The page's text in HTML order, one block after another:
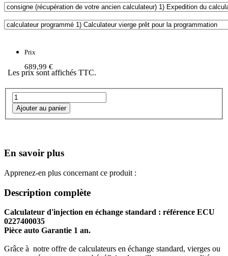
Prix
689,99 €
Les prix sont affichés TTC.
En savoir plus
Apprenez-en plus concernant ce produit :
Description complète
Calculateur d'injection en échange standard : référence ECU
0227400035
Pièce auto Garantie 1 an.
Grâce à notre offre de calculateurs en échange standard, vierges ou